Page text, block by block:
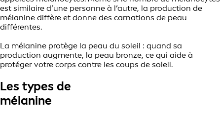
est similaire d’une personne à l’autre, la production de
mélanine diffère et donne des carnations de peau
différentes.
La mélanine protège la peau du soleil : quand sa
production augmente, la peau bronze, ce qui aide à
protéger votre corps contre les coups de soleil.
Les types de
mélanine